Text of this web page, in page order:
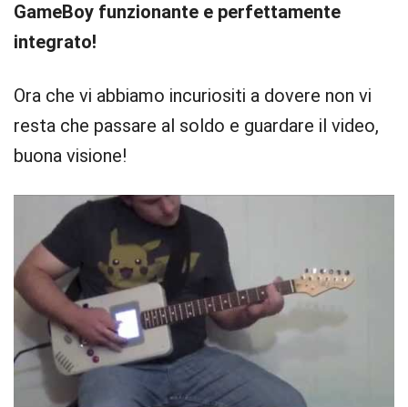
GameBoy funzionante e perfettamente
integrato!
Ora che vi abbiamo incuriositi a dovere non vi
resta che passare al soldo e guardare il video,
buona visione!